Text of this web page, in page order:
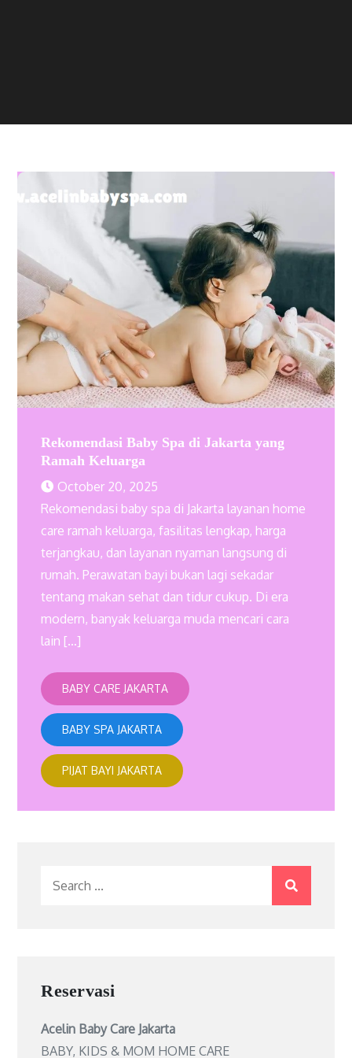
Rekomendasi Baby Spa di Jakarta yang
Ramah Keluarga
October 20, 2025
Rekomendasi baby spa di Jakarta layanan home
care ramah keluarga, fasilitas lengkap, harga
terjangkau, dan layanan nyaman langsung di
rumah. Perawatan bayi bukan lagi sekadar
tentang makan sehat dan tidur cukup. Di era
modern, banyak keluarga muda mencari cara
lain […]
BABY CARE JAKARTA
BABY SPA JAKARTA
PIJAT BAYI JAKARTA
Search
Reservasi
Acelin Baby Care Jakarta
BABY, KIDS & MOM HOME CARE